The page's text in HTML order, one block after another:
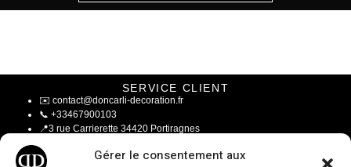
Gérer le consentement aux
SERVICE CLIENT
✉️ contact@doncarli-decoration.fr
📞 +33467900103
📍3 rue Carrierette 34420 Portiragnes
LA MAISON